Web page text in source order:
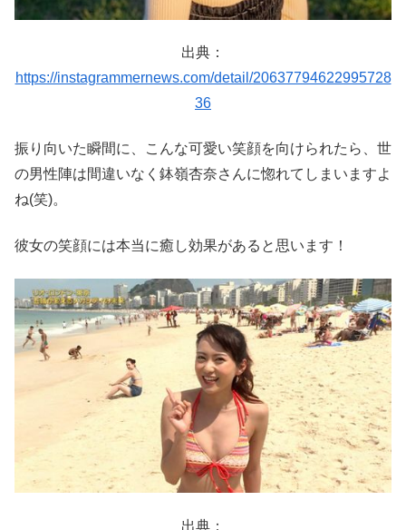
出典：
https://instagrammernews.com/detail/20637794622995728
36
振り向いた瞬間に、こんな可愛い笑顔を向けられたら、世
の男性陣は間違いなく鉢嶺杏奈さんに惚れてしまいますよ
ね(笑)。
彼女の笑顔には本当に癒し効果があると思います！
出典：